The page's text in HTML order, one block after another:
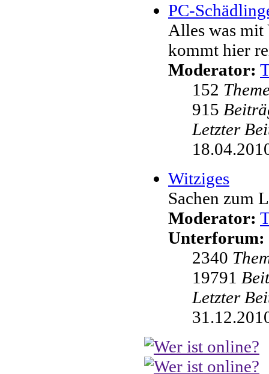
PC-
Alles was mit
kommt hier
Moderator:
152
915
Letzter
Witziges
Sachen zum
Moderator:
Unterforum:
2340
19791
Letzter